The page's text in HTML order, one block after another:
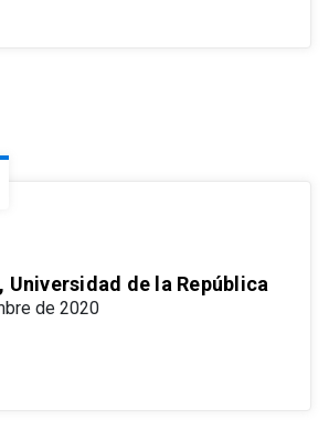
Universidad de la República
de 2020